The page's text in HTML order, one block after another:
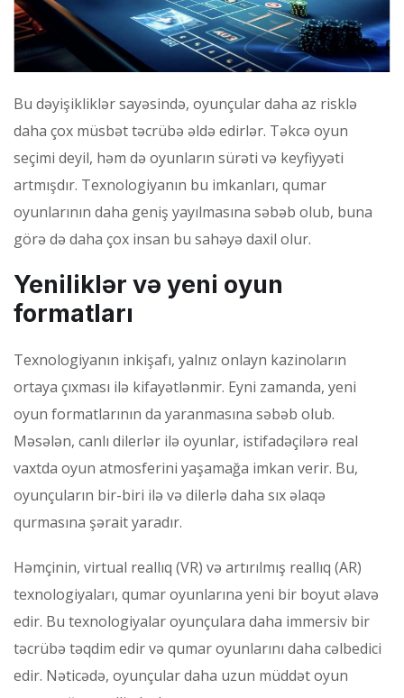
Bu dəyişikliklər sayəsində, oyunçular daha az risklə
daha çox müsbət təcrübə əldə edirlər. Təkcə oyun
seçimi deyil, həm də oyunların sürəti və keyfiyyəti
artmışdır. Texnologiyanın bu imkanları, qumar
oyunlarının daha geniş yayılmasına səbəb olub, buna
görə də daha çox insan bu sahəyə daxil olur.
Yeniliklər və yeni oyun
formatları
Texnologiyanın inkişafı, yalnız onlayn kazinoların
ortaya çıxması ilə kifayətlənmir. Eyni zamanda, yeni
oyun formatlarının da yaranmasına səbəb olub.
Məsələn, canlı dilerlər ilə oyunlar, istifadəçilərə real
vaxtda oyun atmosferini yaşamağa imkan verir. Bu,
oyunçuların bir-biri ilə və dilerlə daha sıx əlaqə
qurmasına şərait yaradır.
Həmçinin, virtual reallıq (VR) və artırılmış reallıq (AR)
texnologiyaları, qumar oyunlarına yeni bir boyut əlavə
edir. Bu texnologiyalar oyunçulara daha immersiv bir
təcrübə təqdim edir və qumar oyunlarını daha cəlbedici
edir. Nəticədə, oyunçular daha uzun müddət oyun